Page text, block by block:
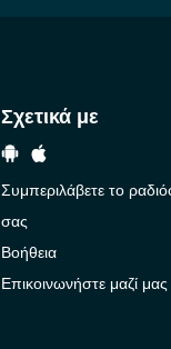
Σχετικά με
Συμπεριλάβετε το
σας
Βοήθεια
Επικοινωνήστε μαζί μας